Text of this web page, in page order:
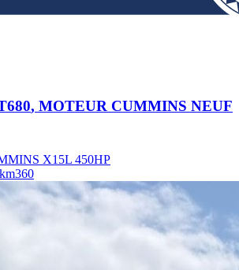
, MOTEUR CUMMINS NEUF
X15L 450HP
360